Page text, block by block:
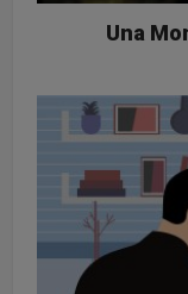
Una